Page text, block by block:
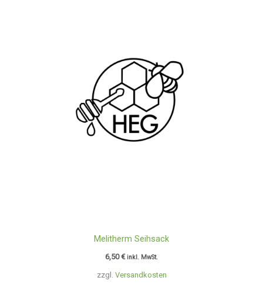
zzgl. Versandkosten
Melitherm Seihsack
6,50€ inkl. MwSt.